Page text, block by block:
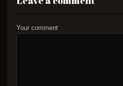
Your comment